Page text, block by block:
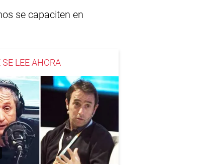
se capaciten en
SE LEE AHORA